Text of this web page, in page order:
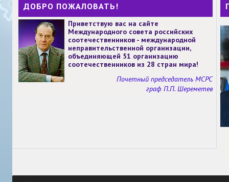
ДОБРО ПОЖАЛОВАТЬ!
Приветствую вас на сайте
Международного совета российских
соотечественников - международной
неправительственной организации,
объединяющей 51 организацию
соотечественников из 28 стран мира!
Почетный председатель МСРС
граф П.П. Шереметев